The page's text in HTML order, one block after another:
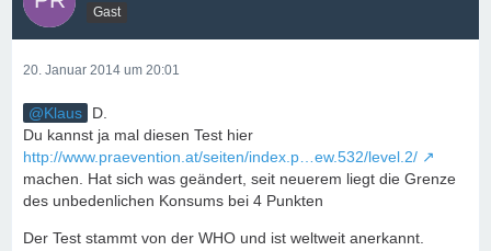
Gast
20. Januar 2014 um 20:01
Klaus
D.
Du kannst ja mal diesen Test hier
http://www.praevention.at/seiten/index.p…ew.532/level.2/
machen. Hat sich was geändert, seit neuerem liegt die Grenze
des unbedenlichen Konsums bei 4 Punkten
Der Test stammt von der WHO und ist weltweit anerkannt.